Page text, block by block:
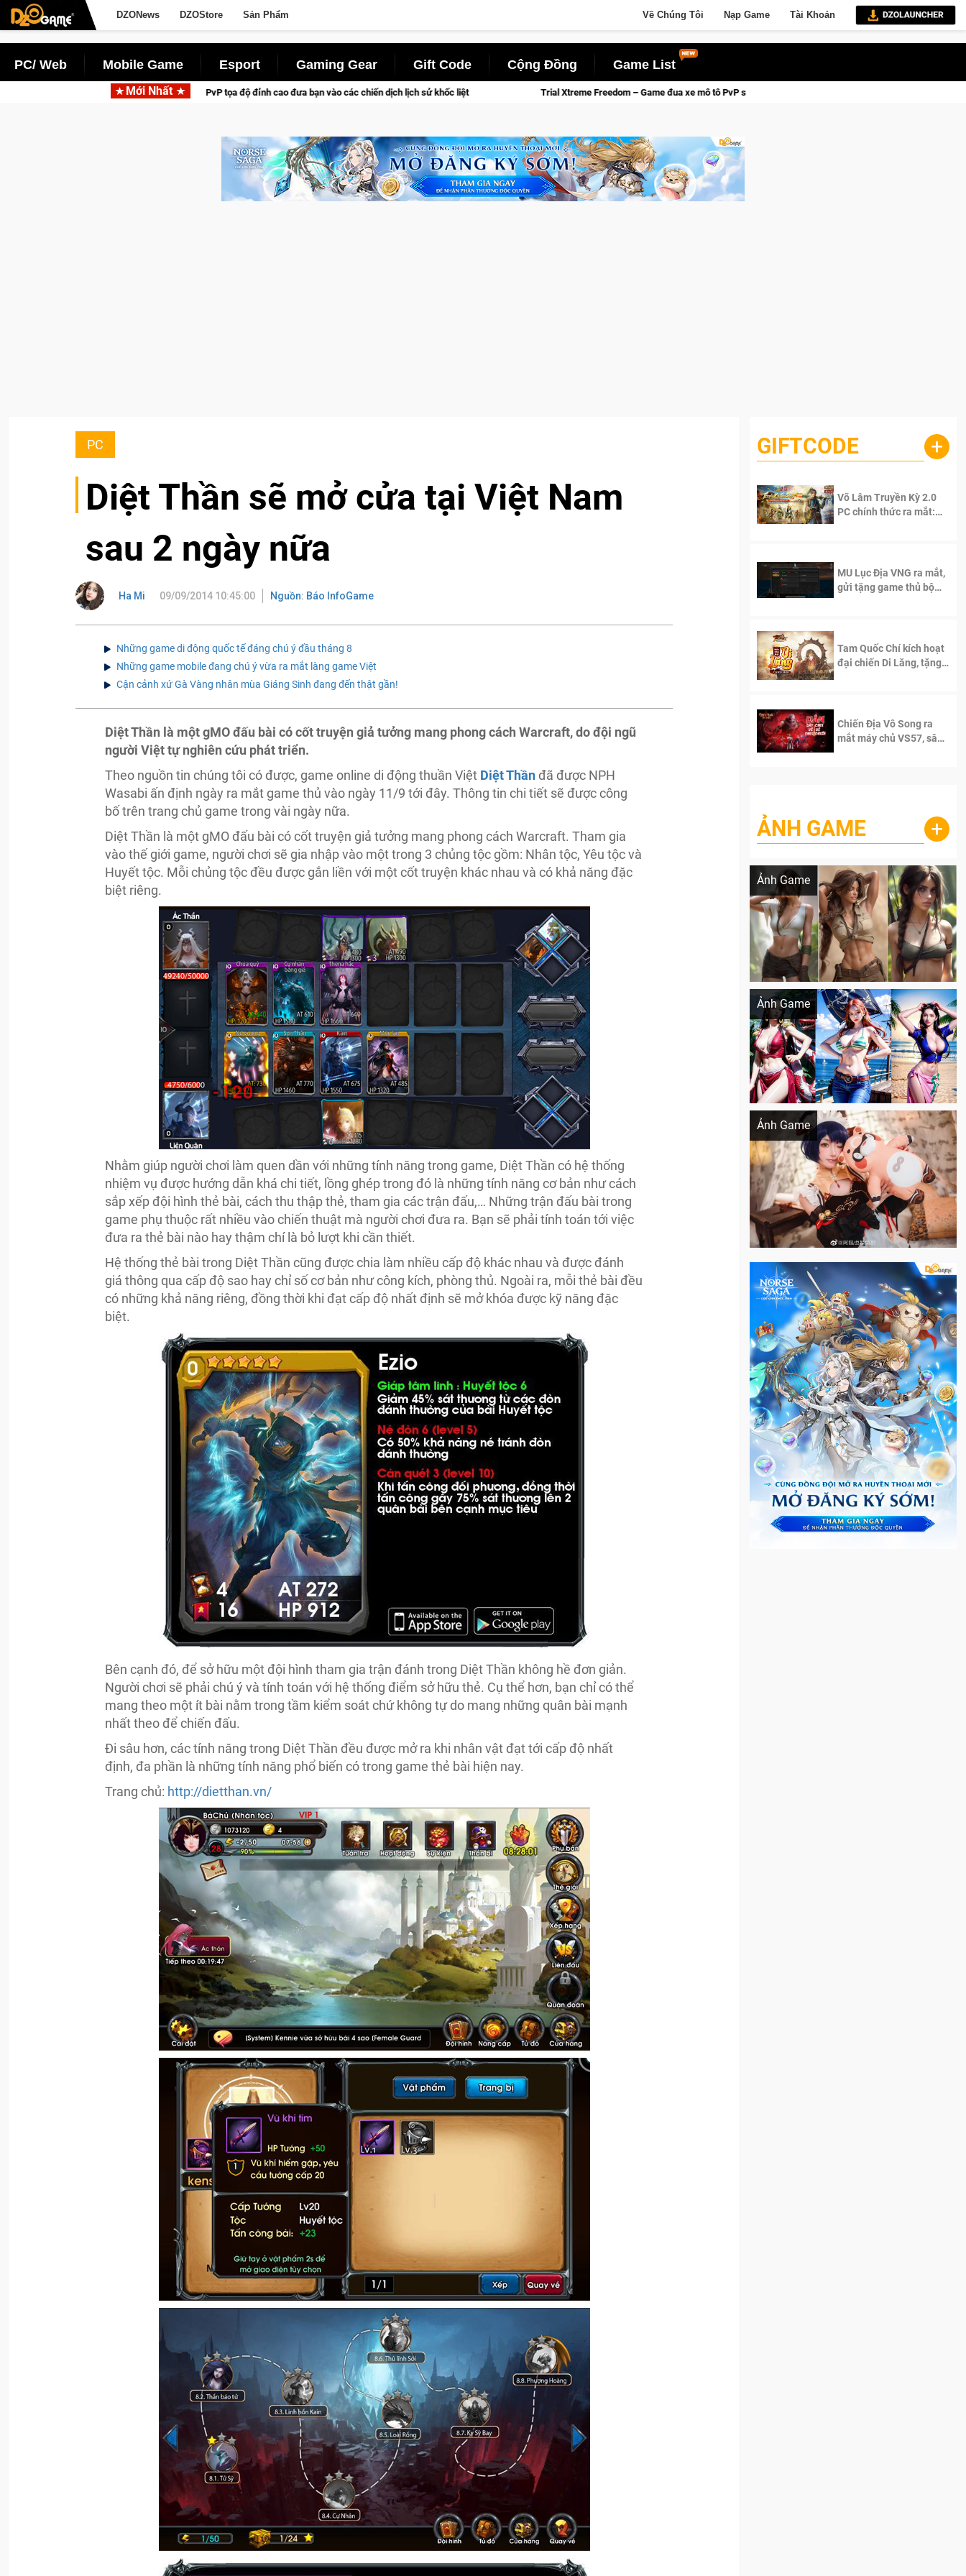
DZONews DZOStore Sản Phẩm Về Chúng Tôi Nạp Game Tài Khoản
PC/ Web Mobile Game Esport Gaming Gear Gift Code Cộng Đồng Game List
Mới Nhất
bắn súng PvP tọa độ đỉnh cao đưa bạn vào các chiến dịch lịch sử khốc liệt Trial Xtreme Freedom – Game đua xe mô tô PvP sở hữu vật lý siêu thực
PC
Diệt Thần sẽ mở cửa tại Việt Nam
sau 2 ngày nữa
Ha Mi 09/09/2014 10:45:00 Nguồn: Báo InfoGame
Những game di động quốc tế đáng chú ý đầu tháng 8
Những game mobile đang chú ý vừa ra mắt làng game Việt
Cận cảnh xứ Gà Vàng nhân mùa Giáng Sinh đang đến thật gần!
Diệt Thần là một gMO đấu bài có cốt truyện giả tưởng mang phong cách Warcraft, do đội ngũ
người Việt tự nghiên cứu phát triển.
Theo nguồn tin chúng tôi có được, game online di động thuần Việt Diệt Thần đã được NPH
Wasabi ấn định ngày ra mắt game thủ vào ngày 11/9 tới đây. Thông tin chi tiết sẽ được công
bố trên trang chủ game trong vài ngày nữa.
Diệt Thần là một gMO đấu bài có cốt truyện giả tưởng mang phong cách Warcraft. Tham gia
vào thế giới game, người chơi sẽ gia nhập vào một trong 3 chủng tộc gồm: Nhân tộc, Yêu tộc và
Huyết tộc. Mỗi chủng tộc đều được gắn liền với một cốt truyện khác nhau và có khả năng đặc
biệt riêng.
Nhằm giúp người chơi làm quen dần với những tính năng trong game, Diệt Thần có hệ thống
nhiệm vụ được hướng dẫn khá chi tiết, lồng ghép trong đó là những tính năng cơ bản như cách
sắp xếp đội hình thẻ bài, cách thu thập thẻ, tham gia các trận đấu,… Những trận đấu bài trong
game phụ thuộc rất nhiều vào chiến thuật mà người chơi đưa ra. Bạn sẽ phải tính toán tới việc
đưa ra thẻ bài nào hay thậm chí là bỏ lượt khi cần thiết.
Hệ thống thẻ bài trong Diệt Thần cũng được chia làm nhiều cấp độ khác nhau và được đánh
giá thông qua cấp độ sao hay chỉ số cơ bản như công kích, phòng thủ. Ngoài ra, mỗi thẻ bài đều
có những khả năng riêng, đồng thời khi đạt cấp độ nhất định sẽ mở khóa được kỹ năng đặc
biệt.
Bên cạnh đó, để sở hữu một đội hình tham gia trận đánh trong Diệt Thần không hề đơn giản.
Người chơi sẽ phải chú ý và tính toán với hệ thống điểm sở hữu thẻ. Cụ thể hơn, bạn chỉ có thể
mang theo một ít bài nằm trong tầm kiểm soát chứ không tự do mang những quân bài mạnh
nhất theo để chiến đấu.
Đi sâu hơn, các tính năng trong Diệt Thần đều được mở ra khi nhân vật đạt tới cấp độ nhất
định, đa phần là những tính năng phổ biến có trong game thẻ bài hiện nay.
Trang chủ: http://dietthan.vn/
GIFTCODE +
Võ Lâm Truyền Kỳ 2.0
PC chính thức ra mắt:
MU Lục Địa VNG ra mắt,
gửi tặng game thủ bộ
Tam Quốc Chí kích hoạt
đại chiến Di Lăng, tặng
Chiến Địa Vô Song ra
mắt máy chủ VS57, sân
ẢNH GAME +
Ảnh Game
Lala Croft vừa nóng vừa xinh dưới nét vẽ
Ảnh Game
Khi AI Cosplay gái đẹp One Piece
Ảnh Game
Cosplay Xiangling siêu cute